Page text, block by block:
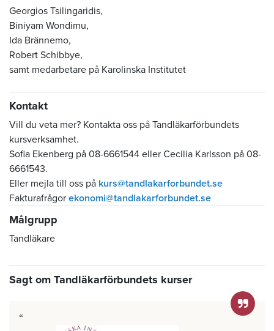
Georgios Tsilingaridis,
Biniyam Wondimu,
Ida Brännemo,
Robert Schibbye,
samt medarbetare på Karolinska Institutet
Kontakt
Vill du veta mer? Kontakta oss på Tandläkarförbundets
kursverksamhet.
Sofia Ekenberg på 08-6661544 eller Cecilia Karlsson på 08-
6661543.
Eller mejla till oss på kurs@tandlakarforbundet.se
Fakturafrågor ekonomi@tandlakarforbundet.se
Målgrupp
Tandläkare
Sagt om Tandläkarförbundets kurser